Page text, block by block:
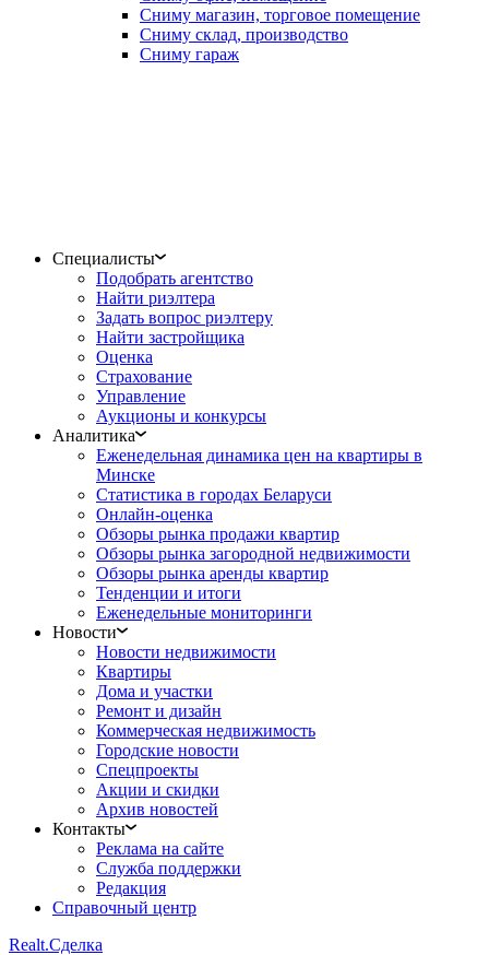
Сниму магазин, торговое помещение
Сниму склад, производство
Сниму гараж
Специалисты
Подобрать агентство
Найти риэлтера
Задать вопрос риэлтеру
Найти застройщика
Оценка
Страхование
Управление
Аукционы и конкурсы
Аналитика
Еженедельная динамика цен на квартиры в
Минске
Статистика в городах Беларуси
Онлайн-оценка
Обзоры рынка продажи квартир
Обзоры рынка загородной недвижимости
Обзоры рынка аренды квартир
Тенденции и итоги
Еженедельные мониторинги
Новости
Новости недвижимости
Квартиры
Дома и участки
Ремонт и дизайн
Коммерческая недвижимость
Городские новости
Спецпроекты
Акции и скидки
Архив новостей
Контакты
Реклама на сайте
Служба поддержки
Редакция
Справочный центр
Realt.Сделка